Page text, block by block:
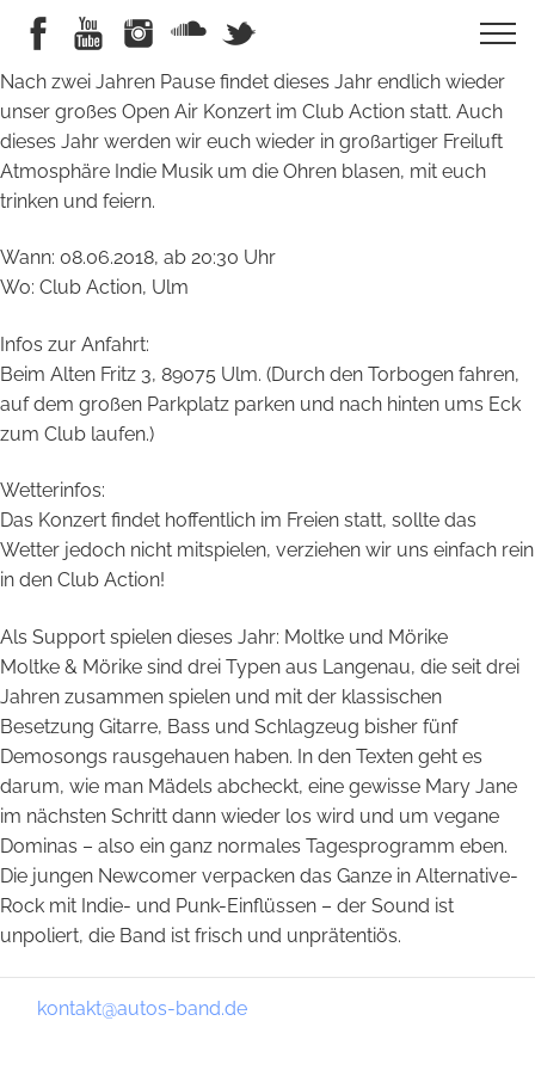
Nach zwei Jahren Pause findet dieses Jahr endlich wieder
unser großes Open Air Konzert im Club Action statt. Auch
dieses Jahr werden wir euch wieder in großartiger Freiluft
Atmosphäre Indie Musik um die Ohren blasen, mit euch
trinken und feiern.
Wann: 08.06.2018, ab 20:30 Uhr
Wo: Club Action, Ulm
Infos zur Anfahrt:
Beim Alten Fritz 3, 89075 Ulm. (Durch den Torbogen fahren,
auf dem großen Parkplatz parken und nach hinten ums Eck
zum Club laufen.)
Wetterinfos:
Das Konzert findet hoffentlich im Freien statt, sollte das
Wetter jedoch nicht mitspielen, verziehen wir uns einfach rein
in den Club Action!
Als Support spielen dieses Jahr: Moltke und Mörike
Moltke & Mörike sind drei Typen aus Langenau, die seit drei
Jahren zusammen spielen und mit der klassischen
Besetzung Gitarre, Bass und Schlagzeug bisher fünf
Demosongs rausgehauen haben. In den Texten geht es
darum, wie man Mädels abcheckt, eine gewisse Mary Jane
im nächsten Schritt dann wieder los wird und um vegane
Dominas – also ein ganz normales Tagesprogramm eben.
Die jungen Newcomer verpacken das Ganze in Alternative-
Rock mit Indie- und Punk-Einflüssen – der Sound ist
unpoliert, die Band ist frisch und unprätentiös.
kontakt@autos-band.de